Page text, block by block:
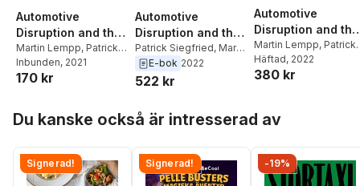
Automotive
Disruption and the
Urban Mobility
Revolution
Martin Lempp, Patrick
Siegfried
Inbunden, 2021
170 kr
Automotive
Disruption and the
Urban Mobility
Revolution
Patrick Siegfried, Martin
Lempp
E-bok 2022
522 kr
Automotive
Disruption and the
Urban Mobility
Revolution
Martin Lempp, Patrick
Siegfried
Häftad, 2022
380 kr
Du kanske också är intresserad av
Signerad! Signerad! -19%